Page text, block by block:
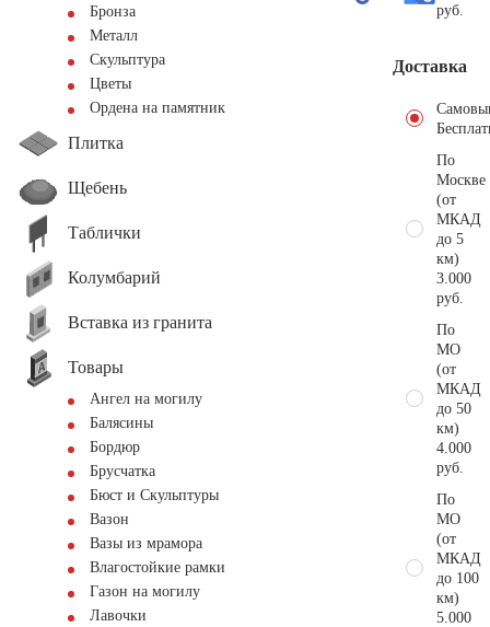
Бронза
Металл
Скульптура
Цветы
Ордена на памятник
Плитка
Щебень
Таблички
Колумбарий
Вставка из гранита
Товары
Ангел на могилу
Балясины
Бордюр
Брусчатка
Бюст и Скульптуры
Вазон
Вазы из мрамора
Влагостойкие рамки
Газон на могилу
Лавочки
руб.
Доставка
По
Москве
(от
МКАД
до 5
км)
3.000
руб.
По
МО
(от
МКАД
до 50
км)
4.000
руб.
По
МО
(от
МКАД
до 100
км)
5.000